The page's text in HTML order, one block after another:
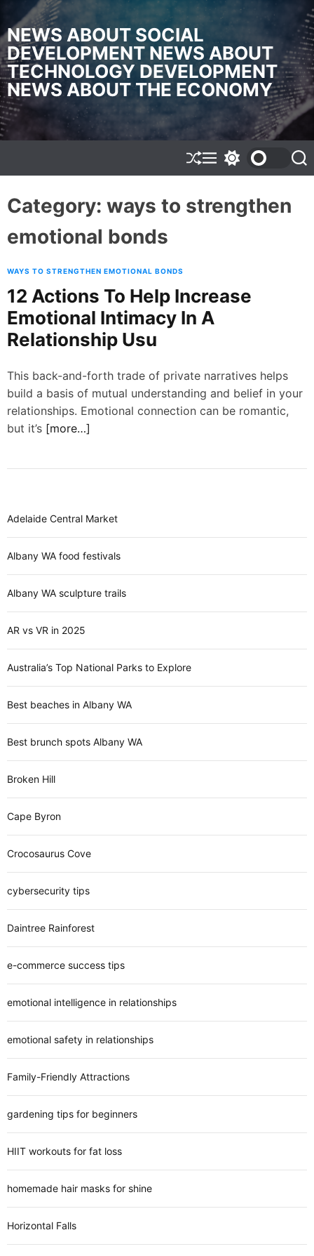
i
p
t
o
c
o
n
n
NEWS ABOUT SOCIAL
DEVELOPMENT NEWS ABOUT
TECHNOLOGY DEVELOPMENT
NEWS ABOUT THE ECONOMY
S
h
f
M
e
u
w
t
c
m
o
S
e
Category: ways to strengthen
emotional bonds
WAYS TO STRENGTHEN EMOTIONAL BONDS
12 Actions To Help Increase
Emotional Intimacy In A
Relationship Usu
This back-and-forth trade of private narratives helps
build a basis of mutual understanding and belief in your
relationships. Emotional connection can be romantic,
but it’s [more…]
Adelaide Central Market
Albany WA food festivals
Albany WA sculpture trails
AR vs VR in 2025
Australia’s Top National Parks to Explore
Best beaches in Albany WA
Best brunch spots Albany WA
Broken Hill
Cape Byron
Crocosaurus Cove
cybersecurity tips
Daintree Rainforest
e-commerce success tips
emotional intelligence in relationships
emotional safety in relationships
Family-Friendly Attractions
gardening tips for beginners
HIIT workouts for fat loss
homemade hair masks for shine
Horizontal Falls